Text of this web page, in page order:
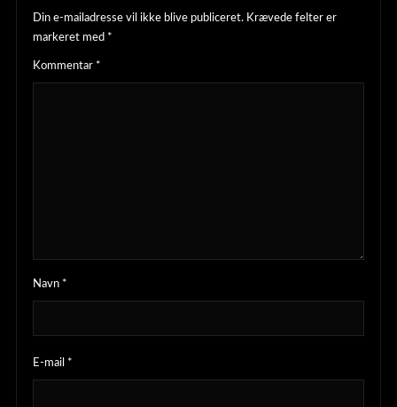
Din e-mailadresse vil ikke blive publiceret. Krævede felter er
markeret med *
Kommentar *
Navn *
E-mail *